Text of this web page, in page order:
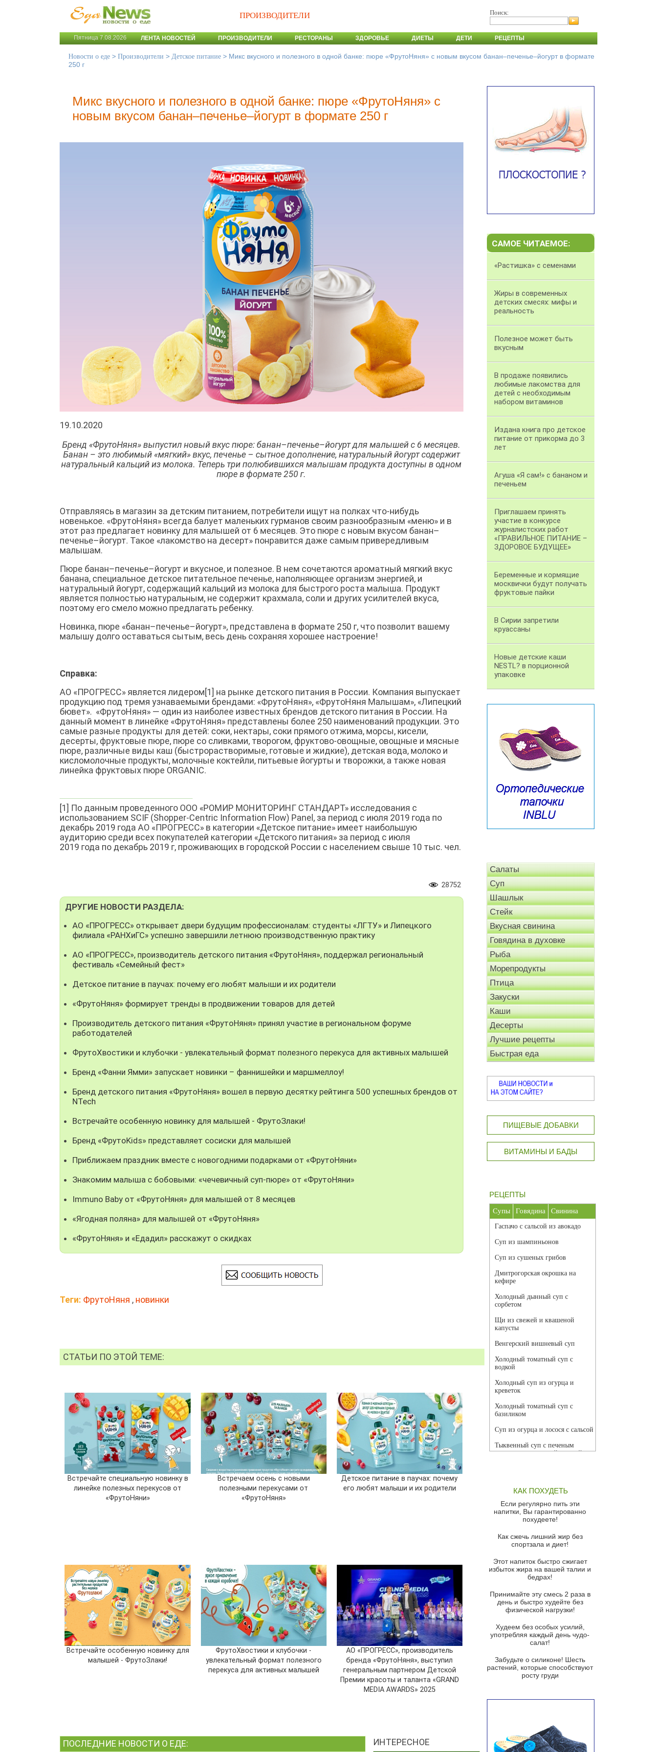
ПРОИЗВОДИТЕЛИ Поиск:
Пятница 7.08.2026 ЛЕНТА НОВОСТЕЙ ПРОИЗВОДИТЕЛИ РЕСТОРАНЫ ЗДОРОВЬЕ ДИЕТЫ ДЕТИ РЕЦЕПТЫ
Новости о еде > Производители > Детское питание > Микс вкусного и полезного в одной банке: пюре «ФрутоНяня» с новым вкусом банан–печенье–йогурт в формате
250 г
Микс вкусного и полезного в одной банке: пюре «ФрутоНяня» с
новым вкусом банан–печенье–йогурт в формате 250 г
19.10.2020
Бренд «ФрутоНяня» выпустил новый вкус пюре: банан–печенье–йогурт для малышей с 6 месяцев.
Банан – это любимый «мягкий» вкус, печенье – сытное дополнение, натуральный йогурт содержит
натуральный кальций из молока. Теперь три полюбившихся малышам продукта доступны в одном
пюре в формате 250 г.
Отправляясь в магазин за детским питанием, потребители ищут на полках что-нибудь
новенькое. «ФрутоНяня» всегда балует маленьких гурманов своим разнообразным «меню» и в
этот раз предлагает новинку для малышей от 6 месяцев. Это пюре с новым вкусом банан–
печенье–йогурт. Такое «лакомство на десерт» понравится даже самым привередливым
малышам.
Пюре банан–печенье–йогурт и вкусное, и полезное. В нем сочетаются ароматный мягкий вкус
банана, специальное детское питательное печенье, наполняющее организм энергией, и
натуральный йогурт, содержащий кальций из молока для быстрого роста малыша. Продукт
является полностью натуральным, не содержит крахмала, соли и других усилителей вкуса,
поэтому его смело можно предлагать ребенку.
Новинка, пюре «банан–печенье–йогурт», представлена в формате 250 г, что позволит вашему
малышу долго оставаться сытым, весь день сохраняя хорошее настроение!
Справка:
АО «ПРОГРЕСС» является лидером[1] на рынке детского питания в России. Компания выпускает
продукцию под тремя узнаваемыми брендами: «ФрутоНяня», «ФрутоНяня Малышам», «Липецкий
бювет». «ФрутоНяня» — один из наиболее известных брендов детского питания в России. На
данный момент в линейке «ФрутоНяня» представлены более 250 наименований продукции. Это
самые разные продукты для детей: соки, нектары, соки прямого отжима, морсы, кисели,
десерты, фруктовые пюре, пюре со сливками, творогом, фруктово-овощные, овощные и мясные
пюре, различные виды каш (быстрорастворимые, готовые и жидкие), детская вода, молоко и
кисломолочные продукты, молочные коктейли, питьевые йогурты и творожки, а также новая
линейка фруктовых пюре ORGANIC.
[1] По данным проведенного ООО «РОМИР МОНИТОРИНГ СТАНДАРТ» исследования с
использованием SCIF (Shopper-Centric Information Flow) Panel, за период с июля 2019 года по
декабрь 2019 года АО «ПРОГРЕСС» в категории «Детское питание» имеет наибольшую
аудиторию среди всех покупателей категории «Детского питания» за период с июля
2019 года по декабрь 2019 г, проживающих в городской России с населением свыше 10 тыс. чел.
28752
ДРУГИЕ НОВОСТИ РАЗДЕЛА:
АО «ПРОГРЕСС» открывает двери будущим профессионалам: студенты «ЛГТУ» и Липецкого
филиала «РАНХиГС» успешно завершили летнюю производственную практику
АО «ПРОГРЕСС», производитель детского питания «ФрутоНяня», поддержал региональный
фестиваль «Семейный фест»
Детское питание в паучах: почему его любят малыши и их родители
«ФрутоНяня» формирует тренды в продвижении товаров для детей
Производитель детского питания «ФрутоНяня» принял участие в региональном форуме
работодателей
ФрутоХвостики и клубочки - увлекательный формат полезного перекуса для активных малышей
Бренд «Фанни Ямми» запускает новинки – фаннишейки и маршмеллоу!
Бренд детского питания «ФрутоНяня» вошел в первую десятку рейтинга 500 успешных брендов от
NTech
Встречайте особенную новинку для малышей - ФрутоЗлаки!
Бренд «ФрутоKids» представляет сосиски для малышей
Приближаем праздник вместе с новогодними подарками от «ФрутоНяни»
Знакомим малыша с бобовыми: «чечевичный суп-пюре» от «ФрутоНяни»
Immuno Baby от «ФрутоНяня» для малышей от 8 месяцев
«Ягодная поляна» для малышей от «ФрутоНяня»
«ФрутоНяня» и «Едадил» расскажут о скидках
Теги: ФрутоНяня , новинки
СТАТЬИ ПО ЭТОЙ ТЕМЕ:
Встречайте специальную новинку в
линейке полезных перекусов от
«ФрутоНяни»
Встречаем осень с новыми
полезными перекусами от
«ФрутоНяня»
Детское питание в паучах: почему
его любят малыши и их родители
Встречайте особенную новинку для
малышей - ФрутоЗлаки!
ФрутоХвостики и клубочки -
увлекательный формат полезного
перекуса для активных малышей
АО «ПРОГРЕСС», производитель
бренда «ФрутоНяня», выступил
генеральным партнером Детской
Премии красоты и таланта «GRAND
MEDIA AWARDS» 2025
ПОСЛЕДНИЕ НОВОСТИ О ЕДЕ: ИНТЕРЕСНОЕ
САМОЕ ЧИТАЕМОЕ:
«Растишка» с семенами
Жиры в современных
детских смесях: мифы и
реальность
Полезное может быть
вкусным
В продаже появились
любимые лакомства для
детей c необходимым
набором витаминов
Издана книга про детское
питание от прикорма до 3
лет
Агуша «Я сам!» с бананом и
печеньем
Приглашаем принять
участие в конкурсе
журналистских работ
«ПРАВИЛЬНОЕ ПИТАНИЕ –
ЗДОРОВОЕ БУДУЩЕЕ»
Беременные и кормящие
москвички будут получать
фруктовые пайки
В Сирии запретили
круассаны
Новые детские каши
NESTL? в порционной
упаковке
Салаты
Суп
Шашлык
Стейк
Вкусная свинина
Говядина в духовке
Рыба
Морепродукты
Птица
Закуски
Каши
Десерты
Лучшие рецепты
Быстрая еда
ПИЩЕВЫЕ ДОБАВКИ
ВИТАМИНЫ И БАДЫ
РЕЦЕПТЫ
Супы Говядина Свинина
Гаспачо с сальсой из авокадо
Суп из шампиньонов
Суп из сушеных грибов
Дмитрогорская окрошка на
кефире
Холодный дынный суп с
сорбетом
Щи из свежей и квашеной
капусты
Венгерский вишневый суп
Холодный томатный суп с
водкой
Холодный суп из огурца и
креветок
Холодный томатный суп с
базиликом
Суп из огурца и лосося с сальсой
Тыквенный суп с печеным
чесноком и томатной сальсой
красного перца
Парижский луковый суп
Суп из спаржи и горошка с
Суп-крем из цветной капусты
Французский луковый суп
Суп из баклажанов с моцареллой
Грибной крем-суп с кростини с
козьим сыром
Суп мисо с зеленым луком и
тофу
из рукколы
Португальский чесночный суп с
Ирландский картофельный суп
Суп из пастернака
КАК ПОХУДЕТЬ
Если регулярно пить эти
напитки, Вы гарантированно
похудеете!
Как сжечь лишний жир без
спортзала и диет!
Этот напиток быстро сжигает
избыток жира на вашей талии и
бедрах!
Принимайте эту смесь 2 раза в
день и быстро худейте без
физической нагрузки!
Худеем без особых усилий,
употребляя каждый день чудо-
салат!
Забудьте о силиконе! Шесть
растений, которые способствуют
росту груди